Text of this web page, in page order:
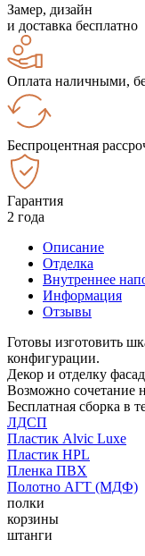
Замер, дизайн
и доставка бесплатно
Оплата наличными,
Беспроцентная
Гарантия
2 года
Описание
Отделка
Внутреннее
Информация
Отзывы
Готовы изготовить
конфигурации.
Декор и отделку
Возможно сочетание
Бесплатная сборка в
ЛДСП
Пластик Alvic Luxe
Пластик HPL
Пленка ПВХ
Полотно АГТ (МДФ)
полки
корзины
штанги